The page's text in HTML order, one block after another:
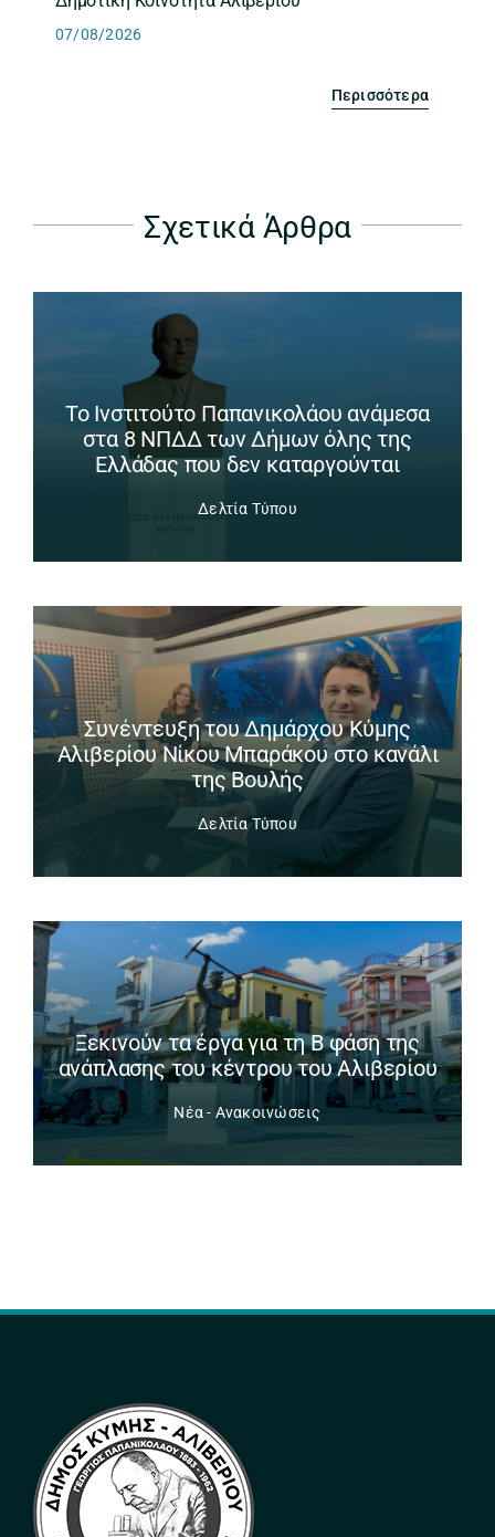
07/08/2026
Περισσότερα
Σχετικά Άρθρα
Το Ινστιτούτο Παπανικολάου ανάμεσα
στα 8 ΝΠΔΔ των Δήμων όλης της
Ελλάδας που δεν καταργούνται
Δελτία Τύπου
Συνέντευξη του Δημάρχου Κύμης
Αλιβερίου Νίκου Μπαράκου στο κανάλι
της Βουλής
Δελτία Τύπου
Ξεκινούν τα έργα για τη Β φάση της
ανάπλασης του κέντρου του Αλιβερίου
Νέα - Ανακοινώσεις